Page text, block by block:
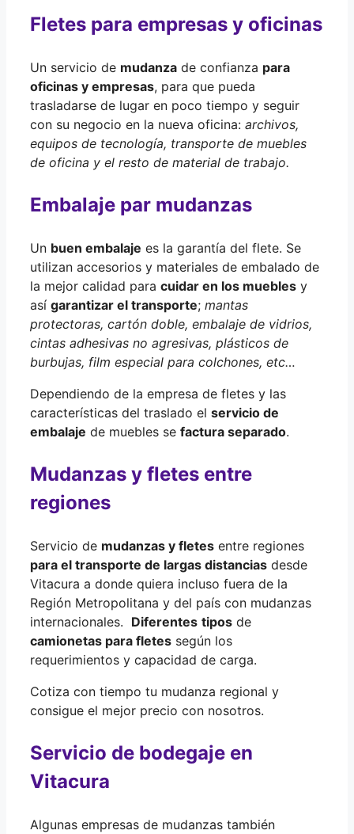
Fletes para empresas y oficinas
Un servicio de mudanza de confianza para
oficinas y empresas, para que pueda
trasladarse de lugar en poco tiempo y seguir
con su negocio en la nueva oficina: archivos,
equipos de tecnología, transporte de muebles
de oficina y el resto de material de trabajo.
Embalaje par mudanzas
Un buen embalaje es la garantía del flete. Se
utilizan accesorios y materiales de embalado de
la mejor calidad para cuidar en los muebles y
así garantizar el transporte; mantas
protectoras, cartón doble, embalaje de vidrios,
cintas adhesivas no agresivas, plásticos de
burbujas, film especial para colchones, etc…
Dependiendo de la empresa de fletes y las
características del traslado el servicio de
embalaje de muebles se factura separado.
Mudanzas y fletes entre
regiones
Servicio de mudanzas y fletes entre regiones
para el transporte de largas distancias desde
Vitacura a donde quiera incluso fuera de la
Región Metropolitana y del país con mudanzas
internacionales. Diferentes tipos de
camionetas para fletes según los
requerimientos y capacidad de carga.
Cotiza con tiempo tu mudanza regional y
consigue el mejor precio con nosotros.
Servicio de bodegaje en
Vitacura
Algunas empresas de mudanzas también